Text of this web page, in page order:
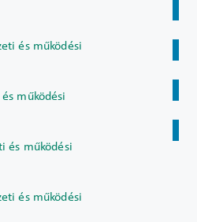
és működési
működési
és működési
és működési